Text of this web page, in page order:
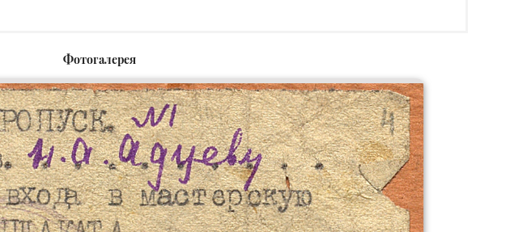
Фотогалерея